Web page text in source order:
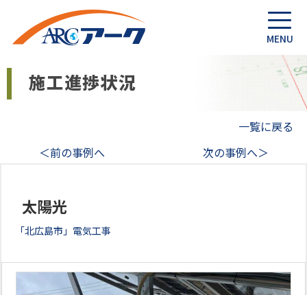
一覧に戻る
＜前の事例へ
次の事例へ＞
太陽光
「北広島市」電気工事